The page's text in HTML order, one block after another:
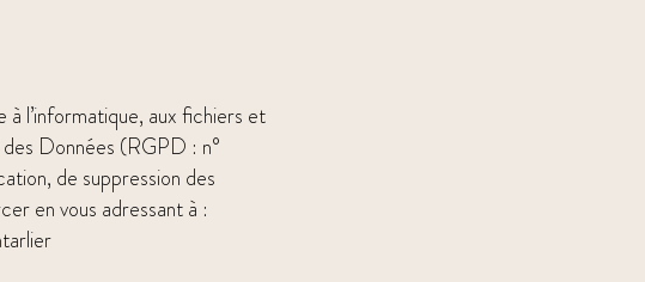
l’informatique, aux fichiers et
Données (RGPD : n°
de suppression des
en vous adressant à :